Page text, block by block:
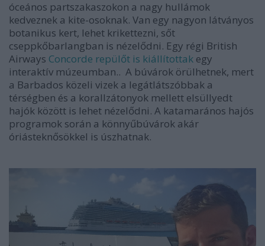
óceános partszakaszokon a nagy hullámok
kedveznek a kite-osoknak. Van egy nagyon látványos
botanikus kert, lehet krikettezni, sőt
cseppkőbarlangban is nézelődni. Egy régi British
Airways Concorde repülőt is kiállítottak egy
interaktív múzeumban.. A búvárok örülhetnek, mert
a Barbados közeli vizek a legátlátszóbbak a
térségben és a korallzátonyok mellett elsüllyedt
hajók között is lehet nézelődni. A katamarános hajós
programok során a könnyűbúvárok akár
óriásteknősökkel is úszhatnak.